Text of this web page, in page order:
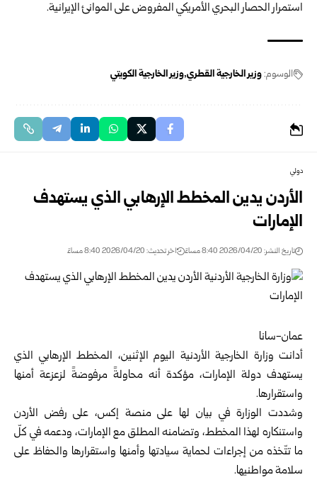
استمرار الحصار البحري الأمريكي المفروض على الموانئ الإيرانية.
الوسوم:وزير الخارجية القطري وزير الخارجية الكويتي
دولي
الأردن يدين المخطط الإرهابي الذي يستهدف
الإمارات
تاريخ النشر: 2026/04/20 8:40 مساءً اخر تحديث: 2026/04/20 8:40 مساءً
عمان-سانا
أدانت وزارة الخارجية الأردنية اليوم الإثنين، المخطط الإرهابي الذي
يستهدف دولة الإمارات، مؤكدة أنه محاولةً مرفوضةً لزعزعة أمنها
واستقرارها.
وشددت الوزارة في بيان لها على منصة إكس، على رفض الأردن
واستنكاره لهذا المخطط، وتضامنه المطلق مع الإمارات، ودعمه في كلّ
ما تتّخذه من إجراءات لحماية سيادتها وأمنها واستقرارها والحفاظ على
سلامة مواطنيها.